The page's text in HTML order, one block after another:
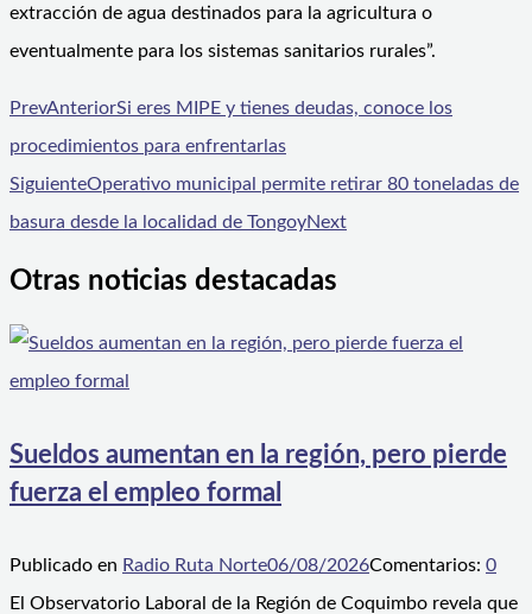
extracción de agua destinados para la agricultura o
eventualmente para los sistemas sanitarios rurales”.
PrevAnteriorSi eres MIPE y tienes deudas, conoce los
procedimientos para enfrentarlas
SiguienteOperativo municipal permite retirar 80 toneladas de
basura desde la localidad de TongoyNext
Otras noticias destacadas
Sueldos aumentan en la región, pero pierde
fuerza el empleo formal
Publicado en Radio Ruta Norte06/08/2026Comentarios: 0
El Observatorio Laboral de la Región de Coquimbo revela que